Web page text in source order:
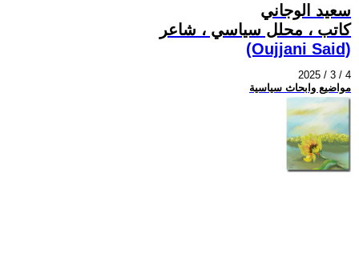
سعيد الوجاني
كاتب ، محلل سياسي ، شاعر
(Oujjani Said)
2025 / 3 / 4
مواضيع وابحاث سياسية